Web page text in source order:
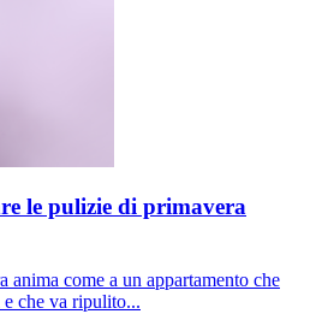
le pulizie di primavera
anima come a un appartamento che
che va ripulito...